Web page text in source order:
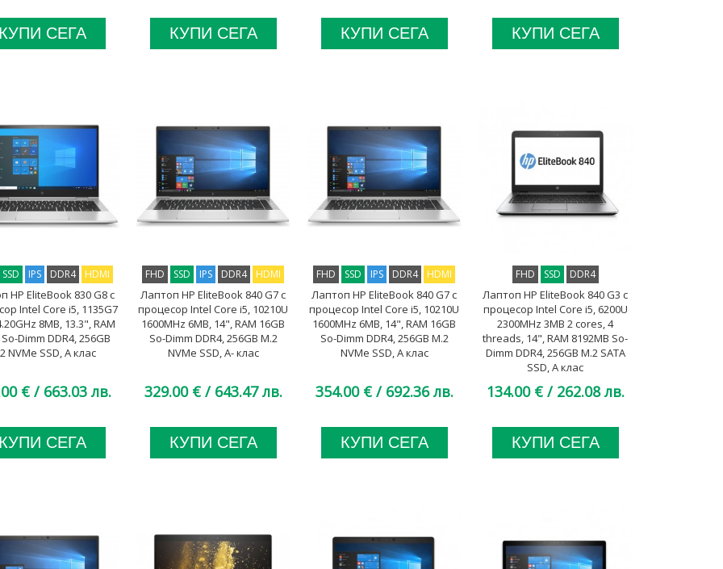
КУПИ СЕГА КУПИ СЕГА КУПИ СЕГА КУПИ СЕГА
SSD IPS DDR4 HDMI
HP EliteBook 830 G8 с
Intel Core i5, 1135G7
8MB, 13.3", RAM
Dimm DDR4, 256GB
NVMe SSD, A клас
€ / 663.03 лв.
КУПИ СЕГА
FHD SSD IPS DDR4 HDMI
Лаптоп HP EliteBook 840 G7 с
процесор Intel Core i5, 10210U
1600MHz 6MB, 14", RAM 16GB
So-Dimm DDR4, 256GB M.2
NVMe SSD, A- клас
329.00 € / 643.47 лв.
КУПИ СЕГА
FHD SSD IPS DDR4 HDMI
Лаптоп HP EliteBook 840 G7 с
процесор Intel Core i5, 10210U
1600MHz 6MB, 14", RAM 16GB
So-Dimm DDR4, 256GB M.2
NVMe SSD, A клас
354.00 € / 692.36 лв.
КУПИ СЕГА
FHD SSD DDR4
Лаптоп HP EliteBook 840 G3 с
процесор Intel Core i5, 6200U
2300MHz 3MB 2 cores, 4
threads, 14", RAM 8192MB So-
Dimm DDR4, 256GB M.2 SATA
SSD, A клас
134.00 € / 262.08 лв.
КУПИ СЕГА